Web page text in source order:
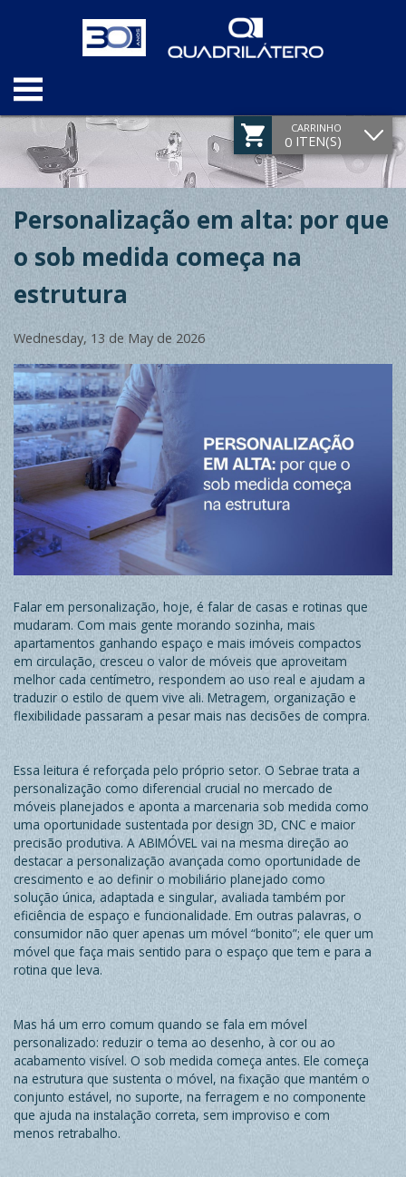
CARRINHO
0 ITEN(S)
Personalização em alta: por que
o sob medida começa na
estrutura
Wednesday, 13 de May de 2026
Falar em personalização, hoje, é falar de casas e rotinas que
mudaram. Com mais gente morando sozinha, mais
apartamentos ganhando espaço e mais imóveis compactos
em circulação, cresceu o valor de móveis que aproveitam
melhor cada centímetro, respondem ao uso real e ajudam a
traduzir o estilo de quem vive ali. Metragem, organização e
flexibilidade passaram a pesar mais nas decisões de compra.
Essa leitura é reforçada pelo próprio setor. O Sebrae trata a
personalização como diferencial crucial no mercado de
móveis planejados e aponta a marcenaria sob medida como
uma oportunidade sustentada por design 3D, CNC e maior
precisão produtiva. A ABIMÓVEL vai na mesma direção ao
destacar a personalização avançada como oportunidade de
crescimento e ao definir o mobiliário planejado como
solução única, adaptada e singular, avaliada também por
eficiência de espaço e funcionalidade. Em outras palavras, o
consumidor não quer apenas um móvel “bonito”; ele quer um
móvel que faça mais sentido para o espaço que tem e para a
rotina que leva.
Mas há um erro comum quando se fala em móvel
personalizado: reduzir o tema ao desenho, à cor ou ao
acabamento visível. O sob medida começa antes. Ele começa
na estrutura que sustenta o móvel, na fixação que mantém o
conjunto estável, no suporte, na ferragem e no componente
que ajuda na instalação correta, sem improviso e com
menos retrabalho.